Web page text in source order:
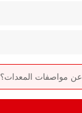
عن مواصفات المعدات؟